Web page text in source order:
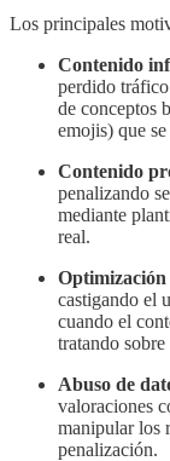
Los principales
Contenido
perdido
de conceptos
emojis) que
Contenido
penalizando
mediante
real.
Optimización
castigando el
cuando el
tratando sobre
Abuso de
valoraciones
manipular los
penalización.